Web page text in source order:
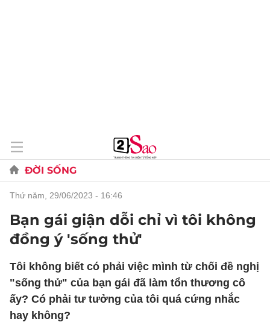
ĐỜI SỐNG
thứ năm, 29/06/2023 - 16:46
Bạn gái giận dỗi chỉ vì tôi không
đồng ý 'sống thử'
Tôi không biết có phải việc mình từ chối đề nghị
"sống thử" của bạn gái đã làm tổn thương cô
ấy? Có phải tư tưởng của tôi quá cứng nhắc
hay không?